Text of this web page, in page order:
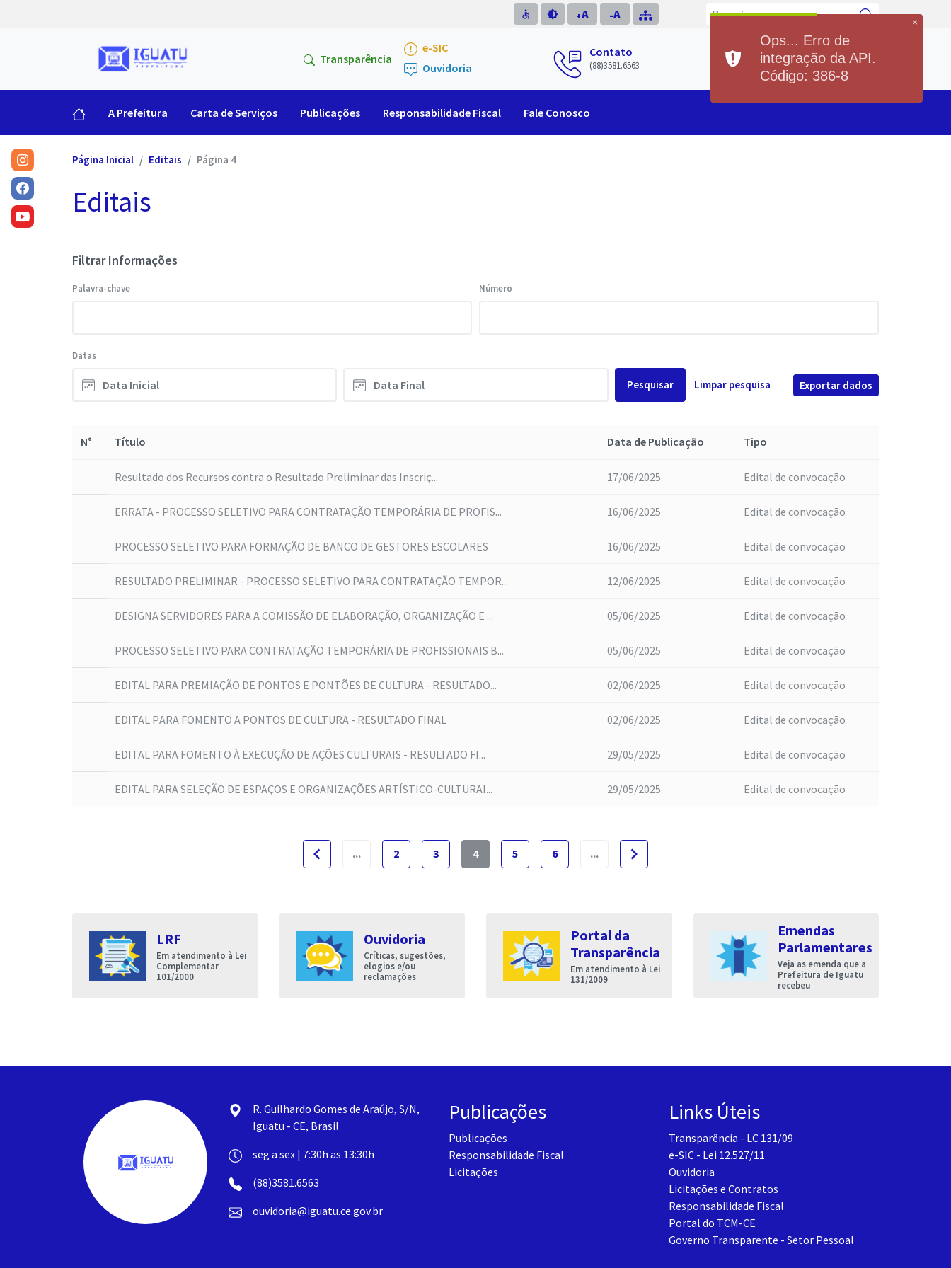
accessible brightness_medium A
+ A
-
Transparência
e-SIC
Ouvidoria
Contato
(88)3581.6563
Previsão do Tempo
Hoje
Min21°Max36°
Sexta
Min 20°
A Prefeitura Carta de Serviços Publicações Responsabilidade Fiscal Fale Conosco
Página Inicial Editais Página 4
Editais
Filtrar Informações
Palavra-chave Número
Datas
Pesquisar Limpar pesquisa Exportar dados
N° Título Data de Publicação Tipo
Resultado dos Recursos contra o Resultado Preliminar das Inscriç... 17/06/2025 Edital de convocação
ERRATA - PROCESSO SELETIVO PARA CONTRATAÇÃO TEMPORÁRIA DE PROFIS... 16/06/2025 Edital de convocação
PROCESSO SELETIVO PARA FORMAÇÃO DE BANCO DE GESTORES ESCOLARES 16/06/2025 Edital de convocação
RESULTADO PRELIMINAR - PROCESSO SELETIVO PARA CONTRATAÇÃO TEMPOR... 12/06/2025 Edital de convocação
DESIGNA SERVIDORES PARA A COMISSÃO DE ELABORAÇÃO, ORGANIZAÇÃO E ... 05/06/2025 Edital de convocação
PROCESSO SELETIVO PARA CONTRATAÇÃO TEMPORÁRIA DE PROFISSIONAIS B... 05/06/2025 Edital de convocação
EDITAL PARA PREMIAÇÃO DE PONTOS E PONTÕES DE CULTURA - RESULTADO... 02/06/2025 Edital de convocação
EDITAL РARA FOMENTO A PONTOS DE CULTURA - RESULTADO FINAL 02/06/2025 Edital de convocação
EDITAL PARA FOMENTO À EXECUÇÃO DE AÇÕES CULTURAIS - RESULTADO FI... 29/05/2025 Edital de convocação
EDITAL PARA SELEÇÃO DE ESPAÇOS E ORGANIZAÇÕES ARTÍSTICO-CULTURAI... 29/05/2025 Edital de convocação
navigate_before ... 2 3 4 5 6 ... navigate_next
LRF
Em atendimento à Lei
Complementar
101/2000
Ouvidoria
Críticas, sugestões,
elogios e/ou
reclamações
Portal da
Transparência
Em atendimento à Lei
131/2009
Emendas
Parlamentares
Veja as emenda que a
Prefeitura de Iguatu
recebeu
R. Guilhardo Gomes de Araújo, S/N,
Iguatu - CE, Brasil
seg a sex | 7:30h as 13:30h
(88)3581.6563
ouvidoria@iguatu.ce.gov.br
Publicações
Publicações
Responsabilidade Fiscal
Licitações
Links Úteis
Transparência - LC 131/09
e-SIC - Lei 12.527/11
Ouvidoria
Licitações e Contratos
Responsabilidade Fiscal
Portal do TCM-CE
Governo Transparente - Setor Pessoal
×
Ops... Erro de
integração da API.
Código: 386-8